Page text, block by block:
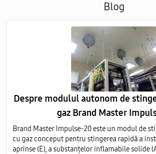
Blog
Despre modulul autonom de
gaz Brand Master
Brand Master Impulse-20 este un modul de
cu gaz conceput pentru stingerea rapidă a
aprinse (E), a substanțelor inflamabile solide